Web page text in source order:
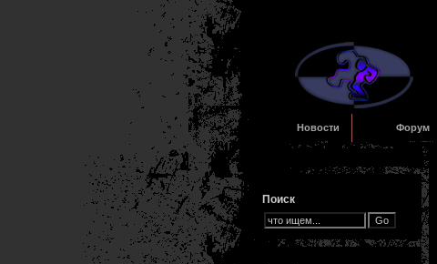
Новости Форум
Поиск